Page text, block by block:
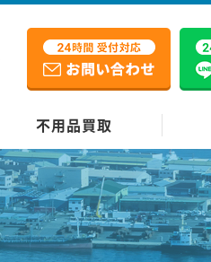
不用品買取